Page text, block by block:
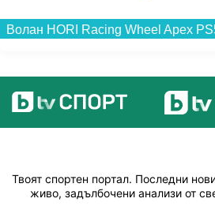
Твоят спортен портал. Последни
живо, задълбочени анализи от